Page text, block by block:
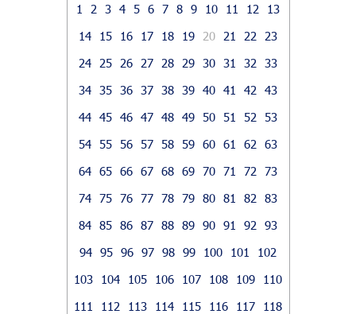
1 2 3 4 5 6 7 8 9 10 11 12
13
14
15 16 17 18 19 20 21 22
23
24
25 26 27 28 29 30 31 32
33
34 35 36 37 38 39 40 41 42
43
44 45 46 47 48 49 50 51 52
53
54 55 56 57 58 59 60 61 62
63
64 65 66 67 68 69 70 71 72
73
74 75 76 77 78 79 80 81 82
83
84 85 86 87 88 89 90 91 92
93
94 95 96 97 98 99 100 101
102
103
104 105 106 107 108 109
110
111
112 113 114 115 116 117
118